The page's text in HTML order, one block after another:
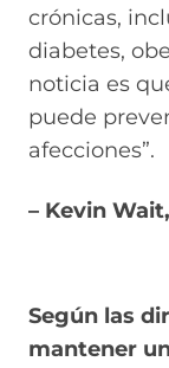
crónicas,
diabetes,
noticia es
puede
afecciones”.
– Kevin Wait,
Según las
mantener